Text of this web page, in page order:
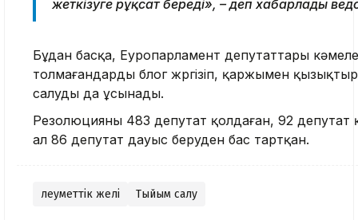
жеткізуге рұқсат береді», – деп хабарлады
Бұдан басқа, Еуропарламент депутаттары
толмағандарды блог жүргізіп, қаржымен
салуды да ұсынады.
Резолюцияны 483 депутат қолдаған, 92
ал 86 депутат дауыс беруден бас тартқан.
Әлеуметтік желі Тыйым салу